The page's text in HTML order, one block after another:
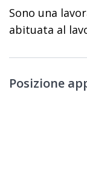
Sono una
abituata al
Posizione